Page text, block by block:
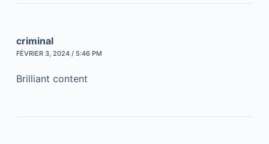
criminal
FÉVRIER 3, 2024 / 5:46 PM
Brilliant content